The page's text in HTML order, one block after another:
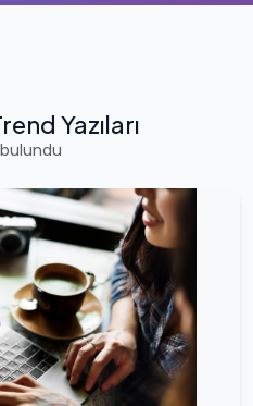
Yazıları
bulundu